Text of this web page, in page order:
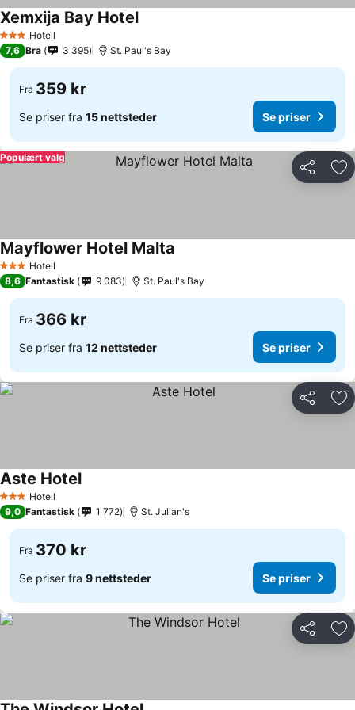
3 StjernerHotell
Xemxija Bay Hotel
7,6 Bra 3 395 St. Paul's Bay
Fra 359 kr
Se priser fra 15 nettsteder Se priser
Del
Populært valg
3 StjernerHotell
Mayflower Hotel Malta
8,6 Fantastisk 9 083 St. Paul's Bay
Fra 366 kr
Se priser fra 12 nettsteder Se priser
Del
3 StjernerHotell
Aste Hotel
9,0 Fantastisk 1 772 St. Julian's
Fra 370 kr
Se priser fra 9 nettsteder Se priser
Del